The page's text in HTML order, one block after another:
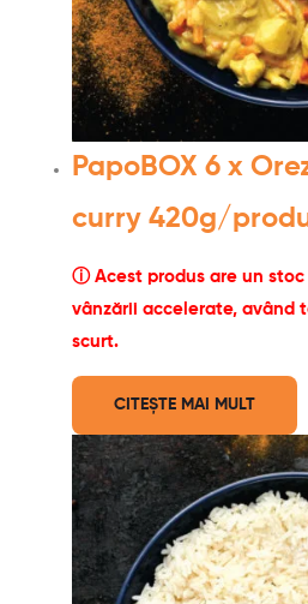
PapoBOX 6 x
curry 420g/
ⓘ Acest produs are un
vânzării accelerate, având
scurt.
CITEȘTE MAI MULT